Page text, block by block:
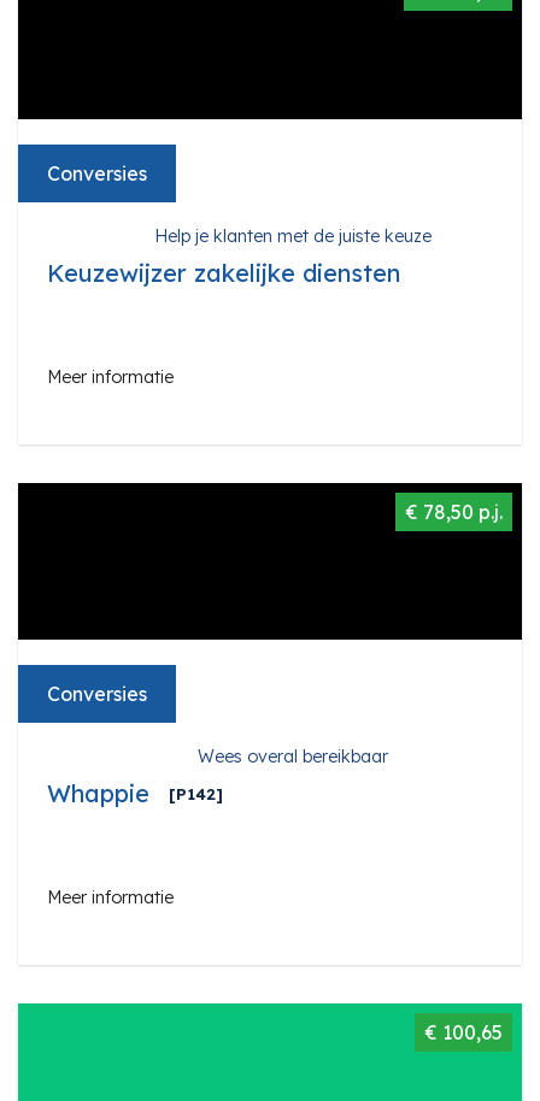
Conversies
Help je klanten met de juiste keuze
Keuzewijzer zakelijke diensten
Meer informatie
€ 78,50 p.j.
Conversies
Wees overal bereikbaar
Whappie [P142]
Meer informatie
€ 100,65